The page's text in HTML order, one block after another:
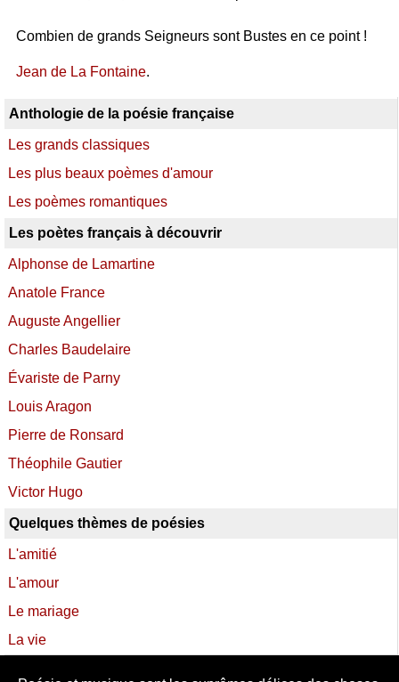
Combien de grands Seigneurs sont Bustes en ce point !
Jean de La Fontaine.
Anthologie de la poésie française
Les grands classiques
Les plus beaux poèmes d'amour
Les poèmes romantiques
Les poètes français à découvrir
Alphonse de Lamartine
Anatole France
Auguste Angellier
Charles Baudelaire
Évariste de Parny
Louis Aragon
Pierre de Ronsard
Théophile Gautier
Victor Hugo
Quelques thèmes de poésies
L'amitié
L'amour
Le mariage
La vie